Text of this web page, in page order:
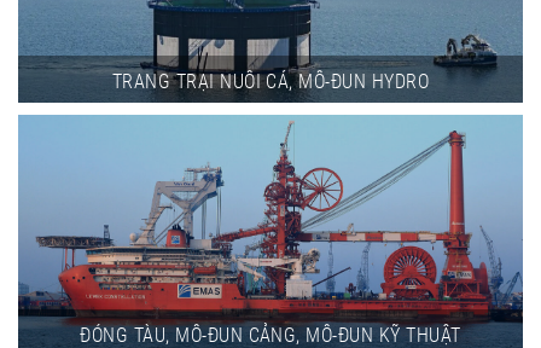
TRANG TRẠI NUÔI CÁ, MÔ-ĐUN HYDRO
ĐÓNG TÀU, MÔ-ĐUN CẢNG, MÔ-ĐUN KỸ THUẬT